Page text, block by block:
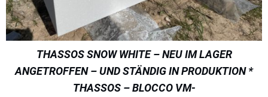
THASSOS SNOW WHITE – NEU IM LAGER
ANGETROFFEN – UND STÄNDIG IN PRODUKTION *
THASSOS – BLOCCO VM-